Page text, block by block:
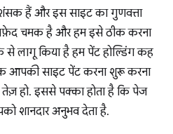
हैं और इस साइट का गुणवत्ता
चमक है और हम इसे ठीक करना
लागू किया है हम पेंट होल्डिंग कह
आपकी साइट पेंट करना शुरू करना
हो. इससे पक्का होता है कि पेज
शानदार अनुभव देता है.